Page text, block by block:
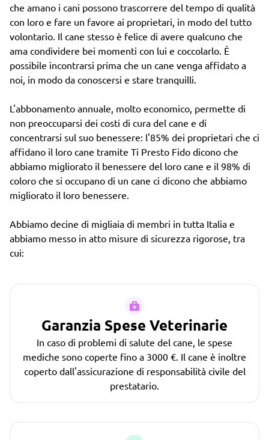
che amano i cani possono trascorrere del tempo di qualità
con loro e fare un favore ai proprietari, in modo del tutto
volontario. Il cane stesso è felice di avere qualcuno che
ama condividere bei momenti con lui e coccolarlo. È
possibile incontrarsi prima che un cane venga affidato a
noi, in modo da conoscersi e stare tranquilli.
L'abbonamento annuale, molto economico, permette di
non preoccuparsi dei costi di cura del cane e di
concentrarsi sul suo benessere: l'85% dei proprietari che ci
affidano il loro cane tramite Ti Presto Fido dicono che
abbiamo migliorato il benessere del loro cane e il 98% di
coloro che si occupano di un cane ci dicono che abbiamo
migliorato il loro benessere.
Abbiamo decine di migliaia di membri in tutta Italia e
abbiamo messo in atto misure di sicurezza rigorose, tra
cui:
Garanzia Spese Veterinarie
In caso di problemi di salute del cane, le spese
mediche sono coperte fino a 3000 €. Il cane è inoltre
coperto dall'assicurazione di responsabilità civile del
prestatario.